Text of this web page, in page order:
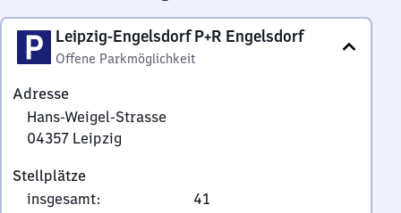
Leipzig-Engelsdorf P+R Engelsdorf
Offene Parkmöglichkeit
Adresse
Hans-Weigel-Strasse
04357 Leipzig
Weigel-
Strasse,
Stellplätze
insgesamt:
41